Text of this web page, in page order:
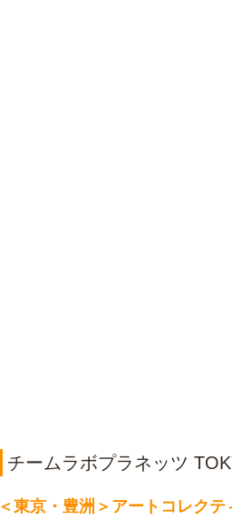
チームラボプラネッツ
＜東京・豊洲＞アートコレク